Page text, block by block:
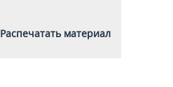
Распечатать материал